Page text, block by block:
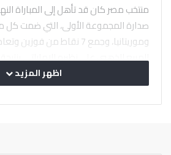
منتخب مصر كان قد تأهل إلى المباراة
صدارة المجموعة الأولى، التي ضمت كل
وموريتانيا، وجمع 7 نقاط من
المربع الذهبي على نظيره الإماراتي بنتيجة 4-
في المقابل، بلغ منتخب المغرب المباراة
المجموعة الثانية، التي ضمت الإمارات
وحقق العلامة الكاملة
اظهر المزيد